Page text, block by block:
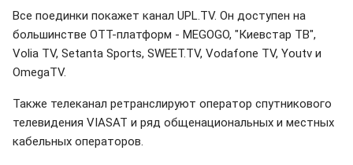
Все поединки покажет канал UPL.TV. Он доступен на
большинстве OTT-платформ - MEGOGO, "Киевстар ТВ",
Volia TV, Setanta Sports, SWEET.TV, Vodafone TV, Youtv и
OmegaTV.
Также телеканал ретранслируют оператор спутникового
телевидения VIASAT и ряд общенациональных и местных
кабельных операторов.